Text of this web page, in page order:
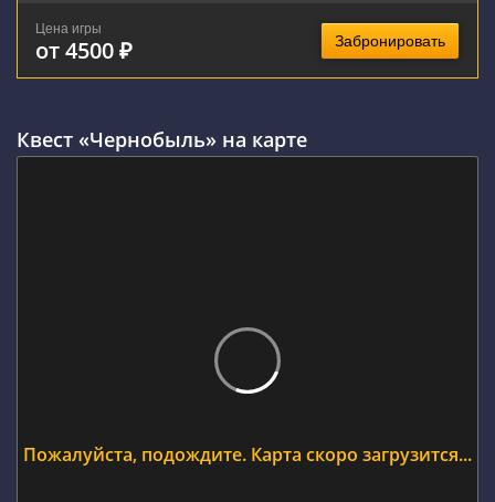
Цена игры
от 4500 ₽ Забронировать
Квест «Чернобыль» на карте
Пожалуйста, подождите. Карта скоро загрузится...